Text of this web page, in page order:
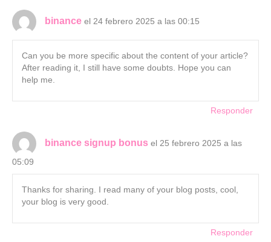
binance el 24 febrero 2025 a las 00:15
Can you be more specific about the content of your article?
After reading it, I still have some doubts. Hope you can
help me.
Responder
binance signup bonus el 25 febrero 2025 a las
05:09
Thanks for sharing. I read many of your blog posts, cool,
your blog is very good.
Responder